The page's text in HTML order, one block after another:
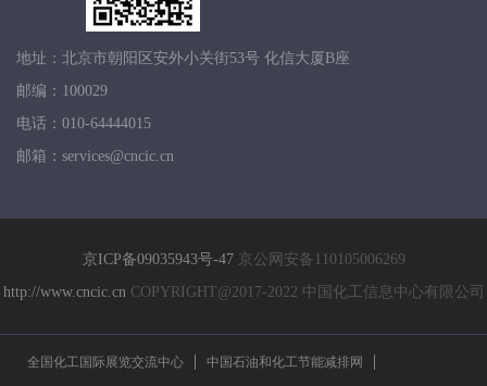
地址：北京市朝阳区安外小关街53号 化信大厦B座
邮编：100029
电话：010-64444015
邮箱：services@cncic.cn
京ICP备09035943号-47京公网安备110105006269
http://www.cncic.cnCOPYRIGHT@2017-2022 中国化工信息中心有限公司
全国化工国际展览交流中心 中国石油和化工节能减排网